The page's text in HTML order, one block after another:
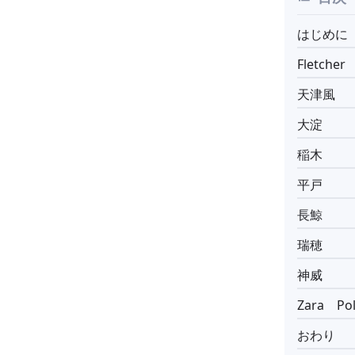
はじめに
Fletcher
天津風
大淀
稲木
平戸
長鯨
瑞穂
神威
Zara
おわり